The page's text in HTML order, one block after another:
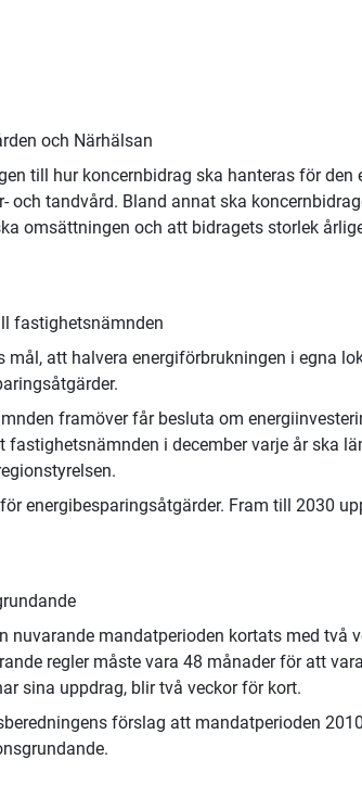
och Närhälsan
till hur koncernbidrag ska hanteras för den
och tandvård. Bland annat ska
omsättningen och att bidragets storlek
fastighetsnämnden
att halvera energiförbrukningen i egna
framöver får besluta om
i december varje år ska
energibesparingsåtgärder. Fram till 2030
nuvarande mandatperioden kortats med två
regler måste vara 48 månader för att vara
sina uppdrag, blir två veckor för kort.
förslag att mandatperioden